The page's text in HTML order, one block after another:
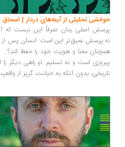
تحلیلی از آینه‌های دردار | اسحاق
اصلی رمان صرفاً این نیست که آیا
عمیق‌تر این است: انسان پس از شکست
معنا و هویت خود را حفظ کند؟... پاسخی
است و نه تسلیم. او راهی دیگر را
بدون آنکه به خیانت، گریز از واقعیت یا